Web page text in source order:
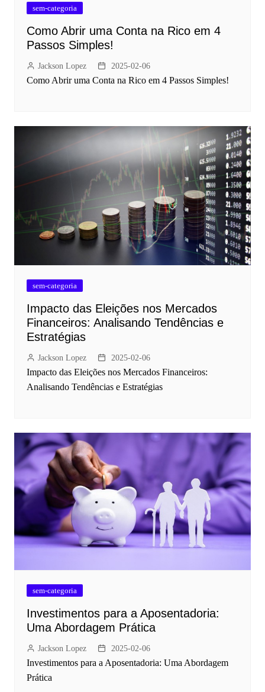
sem-categoria
Como Abrir uma Conta na Rico em 4
Passos Simples!
Jackson Lopez 2025-02-06
Como Abrir uma Conta na Rico em 4 Passos Simples!
sem-categoria
Impacto das Eleições nos Mercados
Financeiros: Analisando Tendências e
Estratégias
Jackson Lopez 2025-02-06
Impacto das Eleições nos Mercados Financeiros:
Analisando Tendências e Estratégias
sem-categoria
Investimentos para a Aposentadoria:
Uma Abordagem Prática
Jackson Lopez 2025-02-06
Investimentos para a Aposentadoria: Uma Abordagem
Prática